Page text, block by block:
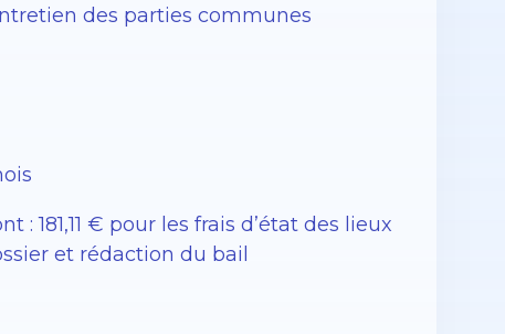
des parties communes
: 181,11 € pour les frais d’état des lieux
et rédaction du bail